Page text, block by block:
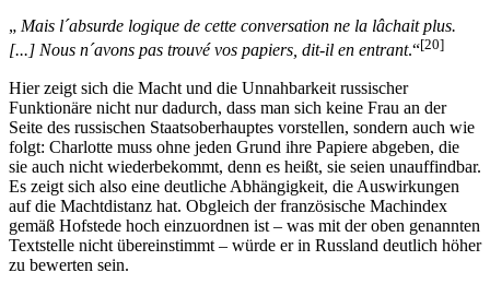
„ Mais l´absurde logique de cette conversation ne la lâchait plus.
[...] Nous n´avons pas trouvé vos papiers, dit-il en entrant.“[20]
Hier zeigt sich die Macht und die Unnahbarkeit russischer
Funktionäre nicht nur dadurch, dass man sich keine Frau an der
Seite des russischen Staatsoberhauptes vorstellen, sondern auch wie
folgt: Charlotte muss ohne jeden Grund ihre Papiere abgeben, die
sie auch nicht wiederbekommt, denn es heißt, sie seien unauffindbar.
Es zeigt sich also eine deutliche Abhängigkeit, die Auswirkungen
auf die Machtdistanz hat. Obgleich der französische Machindex
gemäß Hofstede hoch einzuordnen ist – was mit der oben genannten
Textstelle nicht übereinstimmt – würde er in Russland deutlich höher
zu bewerten sein.